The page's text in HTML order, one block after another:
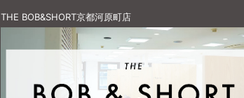
THE BOB&SHORT京都河原町店